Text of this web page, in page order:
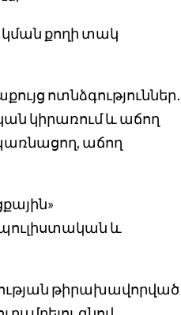
քողի տակ
ոտնձգություններ․
կիրառում և աճող
աճող
և
թիրախավորված